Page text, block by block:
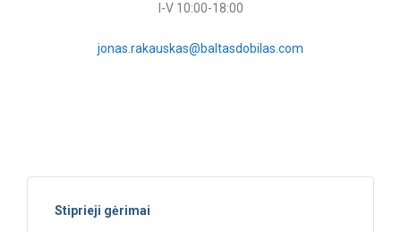
I-V 10:00-18:00
jonas.rakauskas@baltasdobilas.com
Stiprieji gėrimai